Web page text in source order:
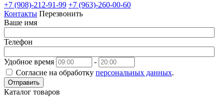
+7 (908)-212-91-99 +7 (963)-260-00-60
Контакты Перезвонить
Ваше имя
Телефон
Удобное время
-
Согласие на обработку персональных данных.
Отправить
Каталог товаров